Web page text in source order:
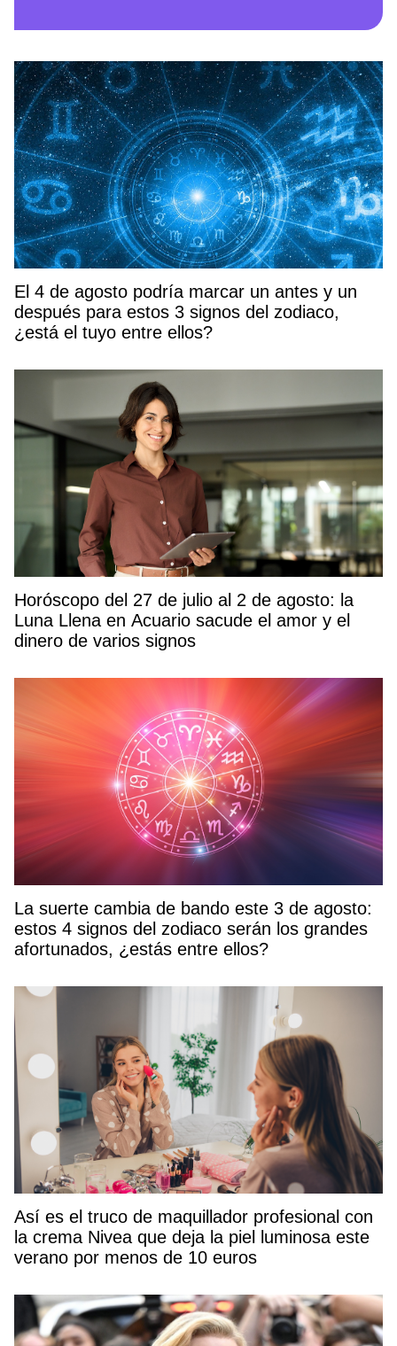
El 4 de agosto podría marcar un antes y un
después para estos 3 signos del zodiaco,
¿está el tuyo entre ellos?
Horóscopo del 27 de julio al 2 de agosto: la
Luna Llena en Acuario sacude el amor y el
dinero de varios signos
La suerte cambia de bando este 3 de agosto:
estos 4 signos del zodiaco serán los grandes
afortunados, ¿estás entre ellos?
Así es el truco de maquillador profesional con
la crema Nivea que deja la piel luminosa este
verano por menos de 10 euros